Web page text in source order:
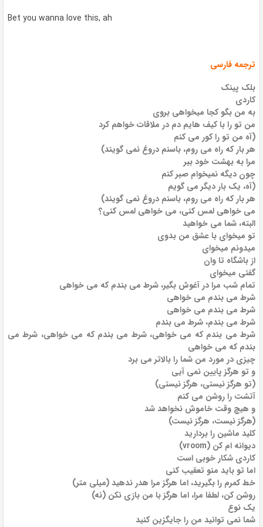
Bet you wanna love this, ah
ترجمه فارسی
بلک پینک
کاردی
به من بگو کجا میخواهی بروی
من تو را با کیف هایم دم در ملاقات خواهم کرد
(آه من تو را کور می کنم
هر بار که راه می روم، باسنم دروغ نمی گویند)
مرا به بهشت ​​خود ببر
چون دیگه نمیخوام صبر کنم
(آه، یک بار دیگر می گویم
هر بار که راه می روم، باسنم دروغ نمی گویند)
می خواهی لمس کنی، می خواهی لمس کنی؟
البته، شما می خواهید
تو میخوای با عشق من بدوی
میدونم میخوای
از باشگاه تا وان
گفتی میخوای
تمام شب مرا در آغوش بگیر، شرط می بندم که می خواهی
شرط می بندم می خواهی
شرط می بندم می خواهی
شرط می بندم، شرط می بندم
شرط می بندم که می خواهی، شرط می بندم که می خواهی، شرط می
بندم که می خواهی
چیزی در مورد من شما را بالاتر می برد
و تو هرگز پایین نمی آیی
(تو هرگز نیستی، هرگز نیستی)
آتشت را روشن می کنم
و هیچ وقت خاموش نخواهد شد
(هرگز نیست، هرگز نیست)
کلید ماشین را بردارید
دیوانه ام کن (vroom)
کاردی شکار خوبی است
اما تو باید منو تعقیب کنی
خط کمرم را بگیرید، اما هرگز مرا هدر ندهید (میلی متر)
روشن کن، لطفا مرا، اما هرگز با من بازی نکن (نه)
یک نوع
شما نمی توانید من را جایگزین کنید